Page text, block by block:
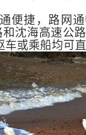
便捷，路网
沈海高速公
车或乘船均可